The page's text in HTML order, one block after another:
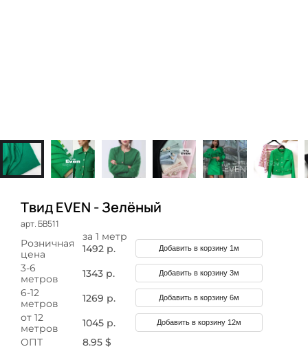
Твид EVEN - Зелёный
арт. БВ511
за 1 метр
Розничная
цена
1492 р. Добавить в корзину 1м
3-6
метров
1343 р. Добавить в корзину 3м
6-12
метров
1269 р. Добавить в корзину 6м
от 12
метров
1045 р. Добавить в корзину 12м
ОПТ 8.95 $